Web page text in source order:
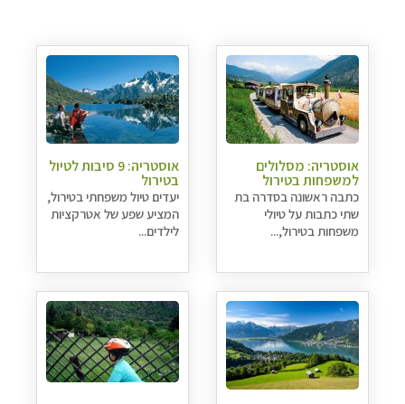
אוסטריה: מסלולים
למשפחות בטירול
כתבה ראשונה בסדרה בת
שתי כתבות על טיולי
משפחות בטירול,...
אוסטריה: 9 סיבות לטיול
בטירול
יעדים טיול משפחתי בטירול,
המציע שפע של אטרקציות
לילדים...